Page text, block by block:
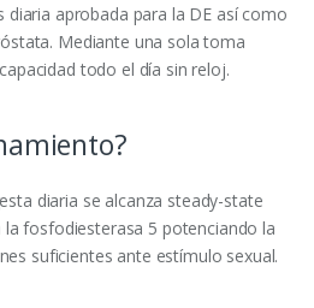
diaria aprobada para la DE así como
Mediante una sola toma
todo el día sin reloj.
diaria se alcanza steady-state
la fosfodiesterasa 5 potenciando la
suficientes ante estímulo sexual.